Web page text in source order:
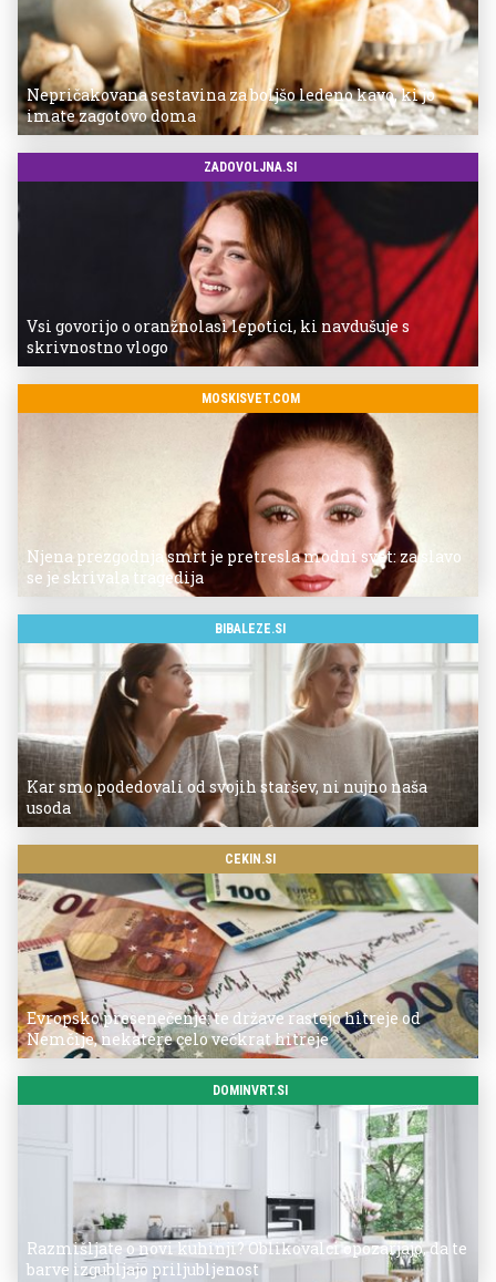
Nepričakovana sestavina za boljšo ledeno kavo, ki jo
imate zagotovo doma
ZADOVOLJNA.SI
Vsi govorijo o oranžnolasi lepotici, ki navdušuje s
skrivnostno vlogo
MOSKISVET.COM
Njena prezgodnja smrt je pretresla modni svet: za slavo
se je skrivala tragedija
BIBALEZE.SI
Kar smo podedovali od svojih staršev, ni nujno naša
usoda
CEKIN.SI
Evropsko presenečenje: te države rastejo hitreje od
Nemčije, nekatere celo večkrat hitreje
DOMINVRT.SI
Razmišljate o novi kuhinji? Oblikovalci opozarjajo, da te
barve izgubljajo priljubljenost